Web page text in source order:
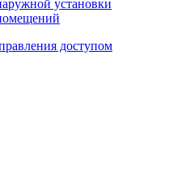
установки
доступом